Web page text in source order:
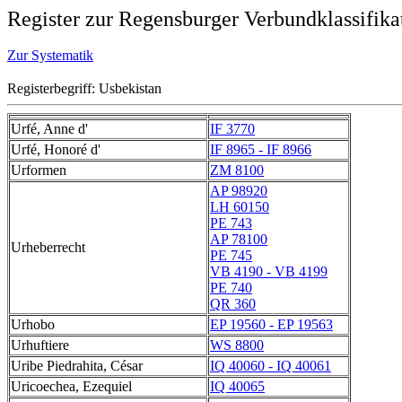
Register zur Regensburger
Zur Systematik
Registerbegriff: Usbekistan
Urfé, Anne d'
IF 3770
Urfé, Honoré d'
IF 8965 - IF 8966
Urformen
ZM 8100
Urheberrecht
AP 98920
LH 60150
PE 743
AP 78100
PE 745
VB 4190 - VB 4199
PE 740
QR 360
Urhobo
EP 19560 - EP 19563
Urhuftiere
WS 8800
Uribe Piedrahita, César
IQ 40060 - IQ 40061
Uricoechea, Ezequiel
IQ 40065